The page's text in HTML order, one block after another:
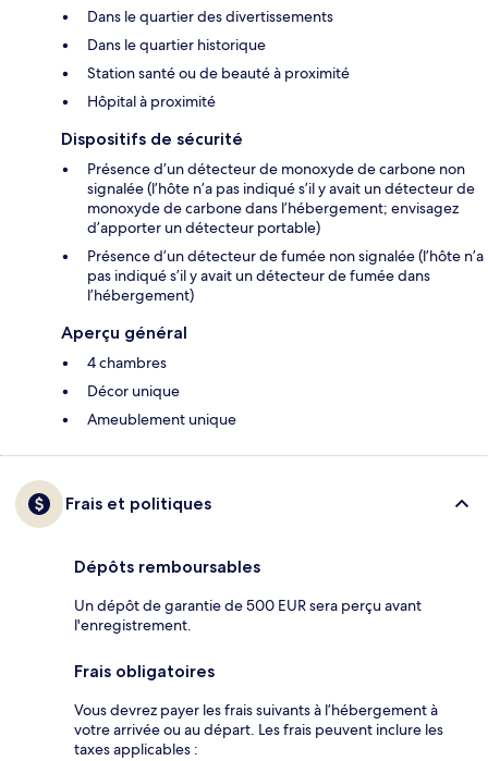
Dans le quartier des divertissements
Dans le quartier historique
Station santé ou de beauté à proximité
Hôpital à proximité
Dispositifs de sécurité
Présence d’un détecteur de monoxyde de carbone non
signalée (l’hôte n’a pas indiqué s’il y avait un détecteur de
monoxyde de carbone dans l’hébergement; envisagez
d’apporter un détecteur portable)
Présence d’un détecteur de fumée non signalée (l’hôte n’a
pas indiqué s’il y avait un détecteur de fumée dans
l’hébergement)
Aperçu général
4 chambres
Décor unique
Ameublement unique
Frais et politiques
Dépôts remboursables
Un dépôt de garantie de 500 EUR sera perçu avant
l'enregistrement.
Frais obligatoires
Vous devrez payer les frais suivants à l’hébergement à
votre arrivée ou au départ. Les frais peuvent inclure les
taxes applicables :